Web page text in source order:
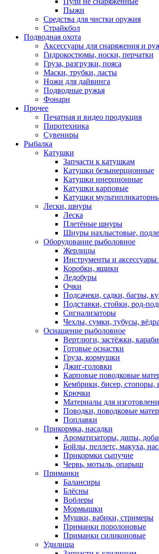
Пыжи
Средства для чистки оружия
Страйкбол
Подводная охота
Аксессуары для снаряжения и
Гидрокостюмы, носки, перчатки
Груза, разгрузки, пояса
Маски, трубки, ласты
Ножи для дайвинга
Подводные ружья
Фонари
Прочее
Печатная и видео продукция
Пиротехника
Сувениры
Рыбалка
Катушки
Запчасти к катушкам
Катушки безынерционные
Катушки инерционные
Катушки карповые
Катушки
Лески, шнуры
Леска
Плетёные шнуры
Шнуры нахлыстовые,
Оборудование рыболовное
Жерлицы
Инструменты и
Коробки, ящики
Ледобуры
Очки
Подсачеки, садки, багры,
Подставки, стойки, род-
Сигнализаторы
Чехлы, сумки, тубусы, вёдра
Оснащение рыболовное
Вертлюги, застёжки,
Готовые оснастки
Груза, кормушки
Джиг-головки
Карповые поводковые
Кембрики, бисер, стопоры,
Крючки
Материалы для
Поводки, поводковые
Поплавки
Прикормка, насадки
Ароматизаторы, дипы,
Бойлы, пеллетс, макуха,
Прикормки сыпучие
Червь, мотыль, опарыш
Приманки
Балансиры
Блёсны
Воблеры
Мормышки
Мушки, вабики, стримеры
Приманки поролоновые
Приманки силиконовые
Удилища